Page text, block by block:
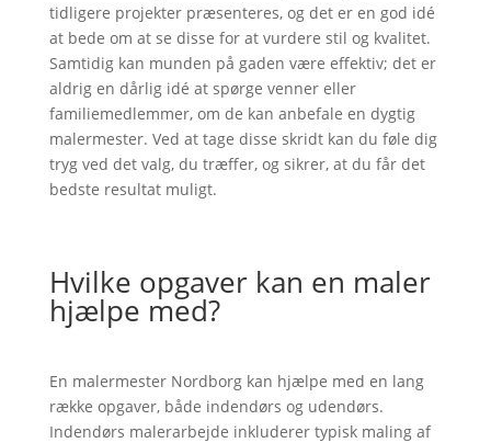
tidligere projekter præsenteres, og det er en god idé
at bede om at se disse for at vurdere stil og kvalitet.
Samtidig kan munden på gaden være effektiv; det er
aldrig en dårlig idé at spørge venner eller
familiemedlemmer, om de kan anbefale en dygtig
malermester. Ved at tage disse skridt kan du føle dig
tryg ved det valg, du træffer, og sikrer, at du får det
bedste resultat muligt.
Hvilke opgaver kan en maler
hjælpe med?
En malermester Nordborg kan hjælpe med en lang
række opgaver, både indendørs og udendørs.
Indendørs malerarbejde inkluderer typisk maling af